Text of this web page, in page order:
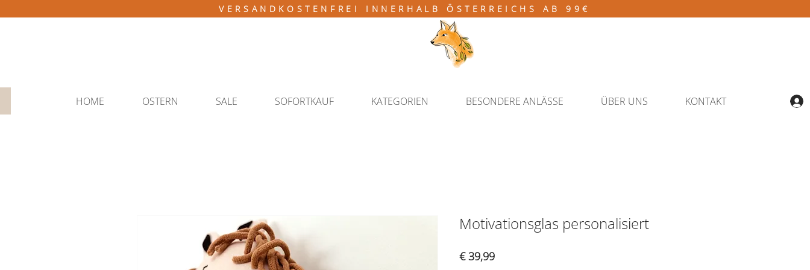
VERSANDKOSTENFREI INNERHALB ÖSTERREICHS AB 99€
HOME OSTERN SALE SOFORTKAUF KATEGORIEN BESONDERE ANLÄSSE ÜBER UNS KONTAKT
Motivationsglas personalisiert
€ 39,99Preis